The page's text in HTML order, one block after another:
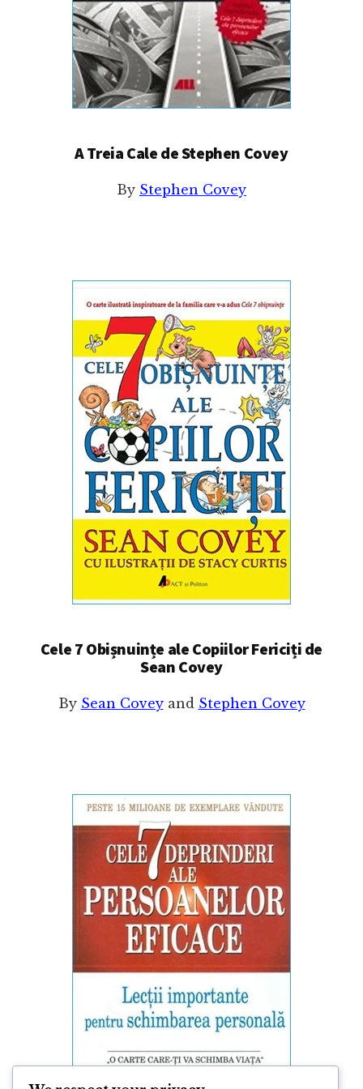
A Treia Cale de Stephen Covey
By Stephen Covey
Cele 7 Obișnuințe ale Copiilor Fericiți de
Sean Covey
By Sean Coveyand Stephen Covey